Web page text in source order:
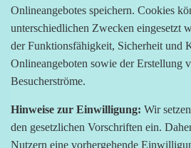
Onlineangebotes speichern. Cookies
unterschiedlichen Zwecken eingesetzt
der Funktionsfähigkeit, Sicherheit und
Onlineangeboten sowie der Erstellung
Besucherströme.
Hinweise zur Einwilligung: Wir
den gesetzlichen Vorschriften ein.
Nutzern eine vorhergehende